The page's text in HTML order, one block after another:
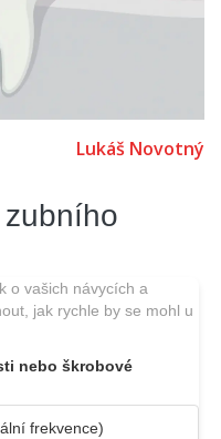
Lukáš Novotný
o vašich návycích a
jak rychle by se mohl u
nebo škrobové
frekvence)